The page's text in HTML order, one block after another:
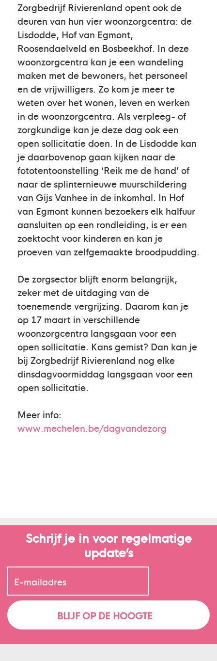
Zorgbedrijf Rivierenland opent ook de
deuren van hun vier woonzorgcentra: de
Lisdodde, Hof van Egmont,
Roosendaelveld en Bosbeekhof. In deze
woonzorgcentra kan je een wandeling
maken met de bewoners, het personeel
en de vrijwilligers. Zo kom je meer te
weten over het wonen, leven en werken
in de woonzorgcentra. Als verpleeg- of
zorgkundige kan je deze dag ook een
open sollicitatie doen. In de Lisdodde kan
je daarbovenop gaan kijken naar de
fototentoonstelling ‘Reik me de hand’ of
naar de splinternieuwe muurschildering
van Gijs Vanhee in de inkomhal. In Hof
van Egmont kunnen bezoekers elk halfuur
aansluiten op een rondleiding, is er een
zoektocht voor kinderen en kan je
proeven van zelfgemaakte broodpudding.
De zorgsector blijft enorm belangrijk,
zeker met de uitdaging van de
toenemende vergrijzing. Daarom kan je
op 17 maart in verschillende
woonzorgcentra langsgaan voor een
open sollicitatie. Kans gemist? Dan kan je
bij Zorgbedrijf Rivierenland nog elke
dinsdagvoormiddag langsgaan voor een
open sollicitatie.
Meer info:
www.mechelen.be/dagvandezorg
Schrijf je in voor regelmatige
update’s